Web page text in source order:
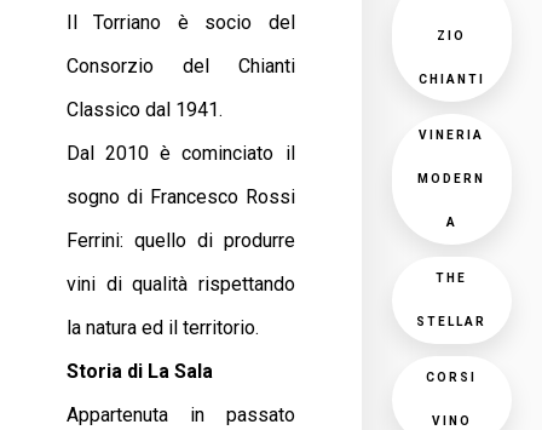
Il Torriano è socio del
Consorzio del Chianti
Classico dal 1941.
Dal 2010 è cominciato il
sogno di Francesco Rossi
Ferrini: quello di produrre
vini di qualità rispettando
la natura ed il territorio.
Storia di La Sala
Appartenuta in passato
ZIO
CHIANTI
VINERIA
MODERN
A
THE
STELLAR
CORSI
VINO